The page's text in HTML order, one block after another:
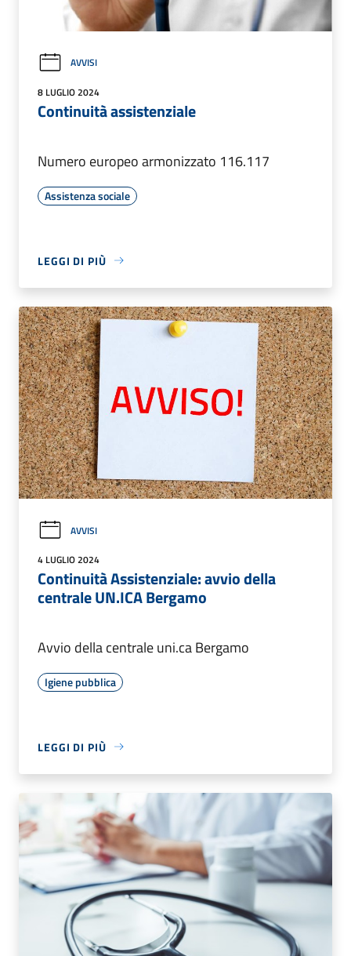
AVVISI
8 LUGLIO 2024
Continuità assistenziale
Numero europeo armonizzato 116.117
Assistenza sociale
LEGGI DI PIÙ
AVVISI
4 LUGLIO 2024
Continuità Assistenziale: avvio della
centrale UN.ICA Bergamo
Avvio della centrale uni.ca Bergamo
Igiene pubblica
LEGGI DI PIÙ